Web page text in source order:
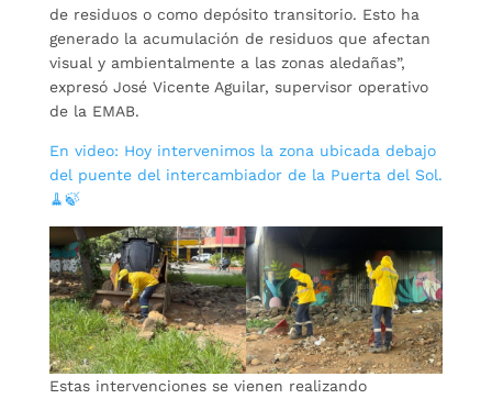
de residuos o como depósito transitorio. Esto ha
generado la acumulación de residuos que afectan
visual y ambientalmente a las zonas aledañas”,
expresó José Vicente Aguilar, supervisor operativo
de la EMAB.
En video: Hoy intervenimos la zona ubicada debajo
del puente del intercambiador de la Puerta del Sol.
🧹🍃
Estas intervenciones se vienen realizando